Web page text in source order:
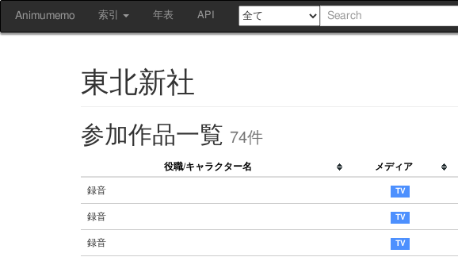
Animumemo 索引 年表 API
東北新社
参加作品一覧 74件
役職/キャラクター名 メディア
録音
録音
録音